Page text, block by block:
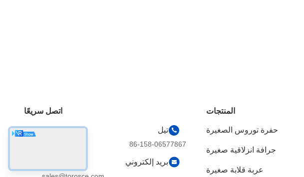
المنتجات
حفرة توروس الصغيرة
جرافة انزلاقية صغيرة
عربة قلابة صغيرة
اتصل سريعًا
تيل
86-158-06577867
بريد إلكتروني